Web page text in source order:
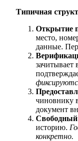
Типичная
Открытие
место,
данные.
чиновнику
документ
Свободный
историю.
конкретно.